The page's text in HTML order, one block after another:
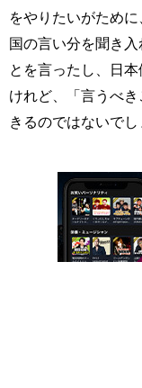
をやりたいがため
国の言い分を聞き
とを言ったし、日
けれど、「言うべ
きるのではないでし